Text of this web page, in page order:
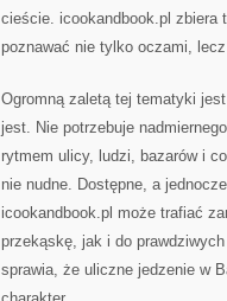
cieście. icookandbook.pl zbiera
poznawać nie tylko oczami,
Ogromną zaletą tej tematyki
jest. Nie potrzebuje
rytmem ulicy, ludzi, bazarów i
nie nudne. Dostępne, a
icookandbook.pl może trafiać
przekąskę, jak i do
sprawia, że uliczne jedzenie w